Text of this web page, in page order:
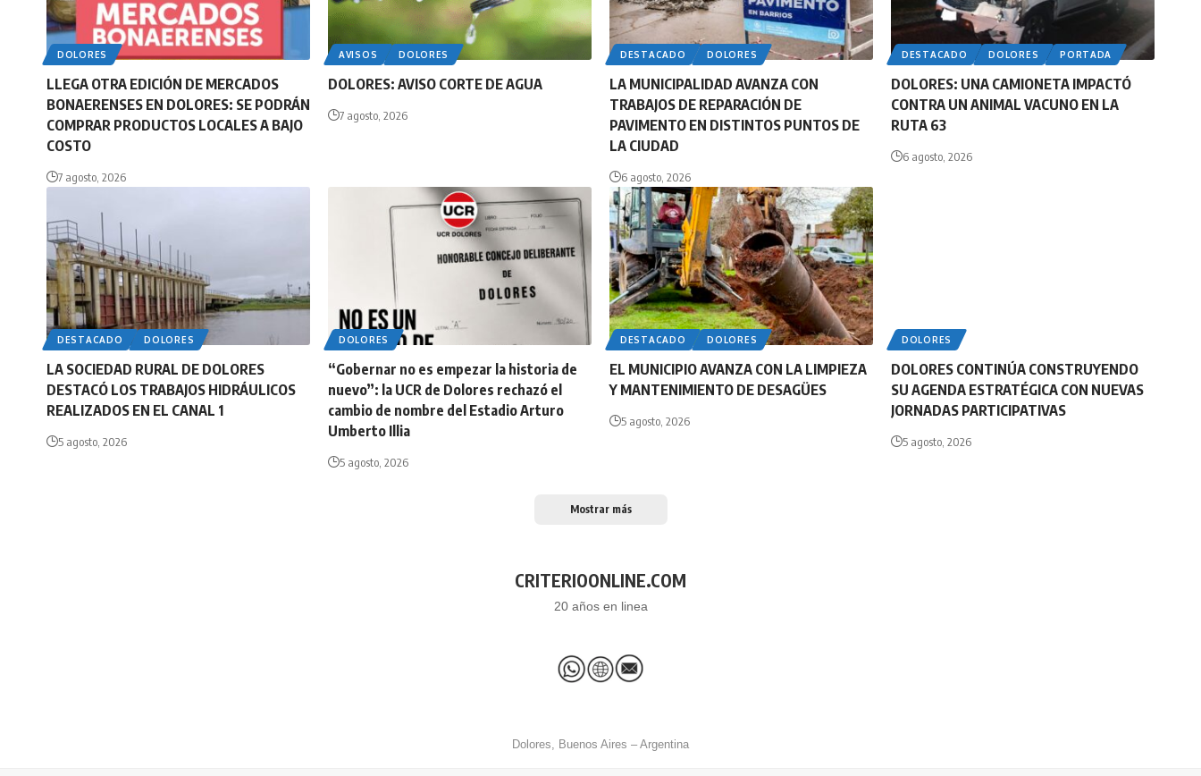
DOLORES
LLEGA OTRA EDICIÓN DE MERCADOS
BONAERENSES EN DOLORES: SE PODRÁN
COMPRAR PRODUCTOS LOCALES A BAJO
COSTO
7 agosto, 2026
AVISOS DOLORES
DOLORES: AVISO CORTE DE AGUA
7 agosto, 2026
DESTACADO DOLORES
LA MUNICIPALIDAD AVANZA CON
TRABAJOS DE REPARACIÓN DE
PAVIMENTO EN DISTINTOS PUNTOS DE
LA CIUDAD
6 agosto, 2026
DESTACADO DOLORES PORTADA
DOLORES: UNA CAMIONETA IMPACTÓ
CONTRA UN ANIMAL VACUNO EN LA
RUTA 63
6 agosto, 2026
DESTACADO DOLORES
LA SOCIEDAD RURAL DE DOLORES
DESTACÓ LOS TRABAJOS HIDRÁULICOS
REALIZADOS EN EL CANAL 1
5 agosto, 2026
DOLORES
“Gobernar no es empezar la historia de
nuevo”: la UCR de Dolores rechazó el
cambio de nombre del Estadio Arturo
Umberto Illia
5 agosto, 2026
DESTACADO DOLORES
EL MUNICIPIO AVANZA CON LA LIMPIEZA
Y MANTENIMIENTO DE DESAGÜES
5 agosto, 2026
DOLORES
DOLORES CONTINÚA CONSTRUYENDO
SU AGENDA ESTRATÉGICA CON NUEVAS
JORNADAS PARTICIPATIVAS
5 agosto, 2026
Mostrar más
CRITERIOONLINE.COM
20 años en linea
Dolores, Buenos Aires – Argentina